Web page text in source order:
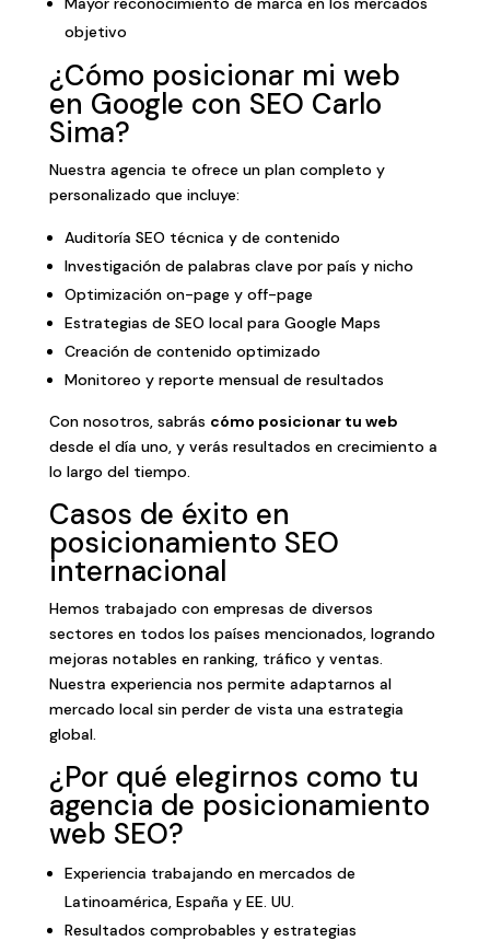
objetivo
¿Cómo posicionar mi web
en Google con SEO Carlo
Sima?
Nuestra agencia te ofrece un plan completo y
personalizado que incluye:
Auditoría SEO técnica y de contenido
Investigación de palabras clave por país y nicho
Optimización on-page y off-page
Estrategias de SEO local para Google Maps
Creación de contenido optimizado
Monitoreo y reporte mensual de resultados
Con nosotros, sabrás cómo posicionar tu web
desde el día uno, y verás resultados en crecimiento a
lo largo del tiempo.
Casos de éxito en
posicionamiento SEO
internacional
Hemos trabajado con empresas de diversos
sectores en todos los países mencionados, logrando
mejoras notables en ranking, tráfico y ventas.
Nuestra experiencia nos permite adaptarnos al
mercado local sin perder de vista una estrategia
global.
¿Por qué elegirnos como tu
agencia de posicionamiento
web SEO?
Experiencia trabajando en mercados de
Latinoamérica, España y EE. UU.
Resultados comprobables y estrategias